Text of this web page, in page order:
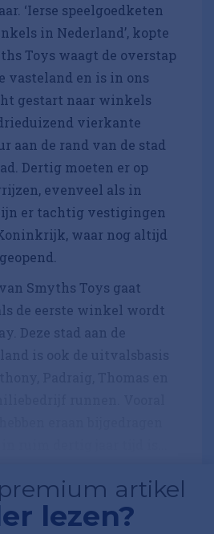
‘Ierse speelgoedketen
in Nederland’, kopte
Toys waagt de overstap
vasteland en is in ons
gestart naar winkels
vierkante
aan de rand van de stad
Dertig moeten er op
evenveel als in
er tachtig vestigingen
waar nog altijd
Smyths Toys gaat
de eerste winkel wordt
Deze stad aan de
artikel
lezen?